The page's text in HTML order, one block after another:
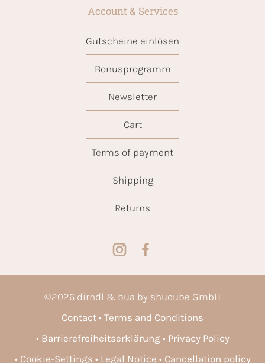
Account & Services
Gutscheine einlösen
Bonusprogramm
Newsletter
Cart
Terms of payment
Shipping
Returns
©2026 dirndl & bua by shucube GmbH
Contact
Terms and Conditions
Barrierefreiheitserklärung
Privacy Policy
Cookie-Settings
Legal Notice Cancellation policy